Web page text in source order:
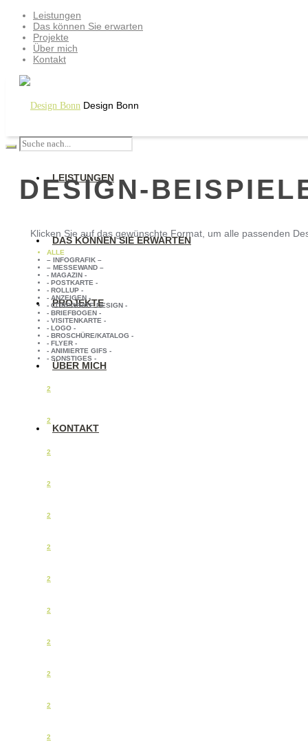
Leistungen
Das können Sie erwarten
Projekte
Über mich
Kontakt
Design Bonn
LEISTUNGEN
DAS KÖNNEN SIE ERWARTEN
PROJEKTE
ÜBER MICH
KONTAKT
DESIGN-
Klicken Sie auf das gewünschte Format, um alle passenden
ALLE
– INFOGRAFIK –
– MESSEWAND –
- MAGAZIN -
- POSTKARTE -
- ROLLUP -
- ANZEIGEN -
- CORPORATE DESIGN -
- BRIEFBOGEN -
- VISITENKARTE -
- LOGO -
- BROSCHÜRE/KATALOG -
- FLYER -
- ANIMIERTE GIFS -
- SONSTIGES -
2
2
2
2
2
2
2
2
2
2
2
2